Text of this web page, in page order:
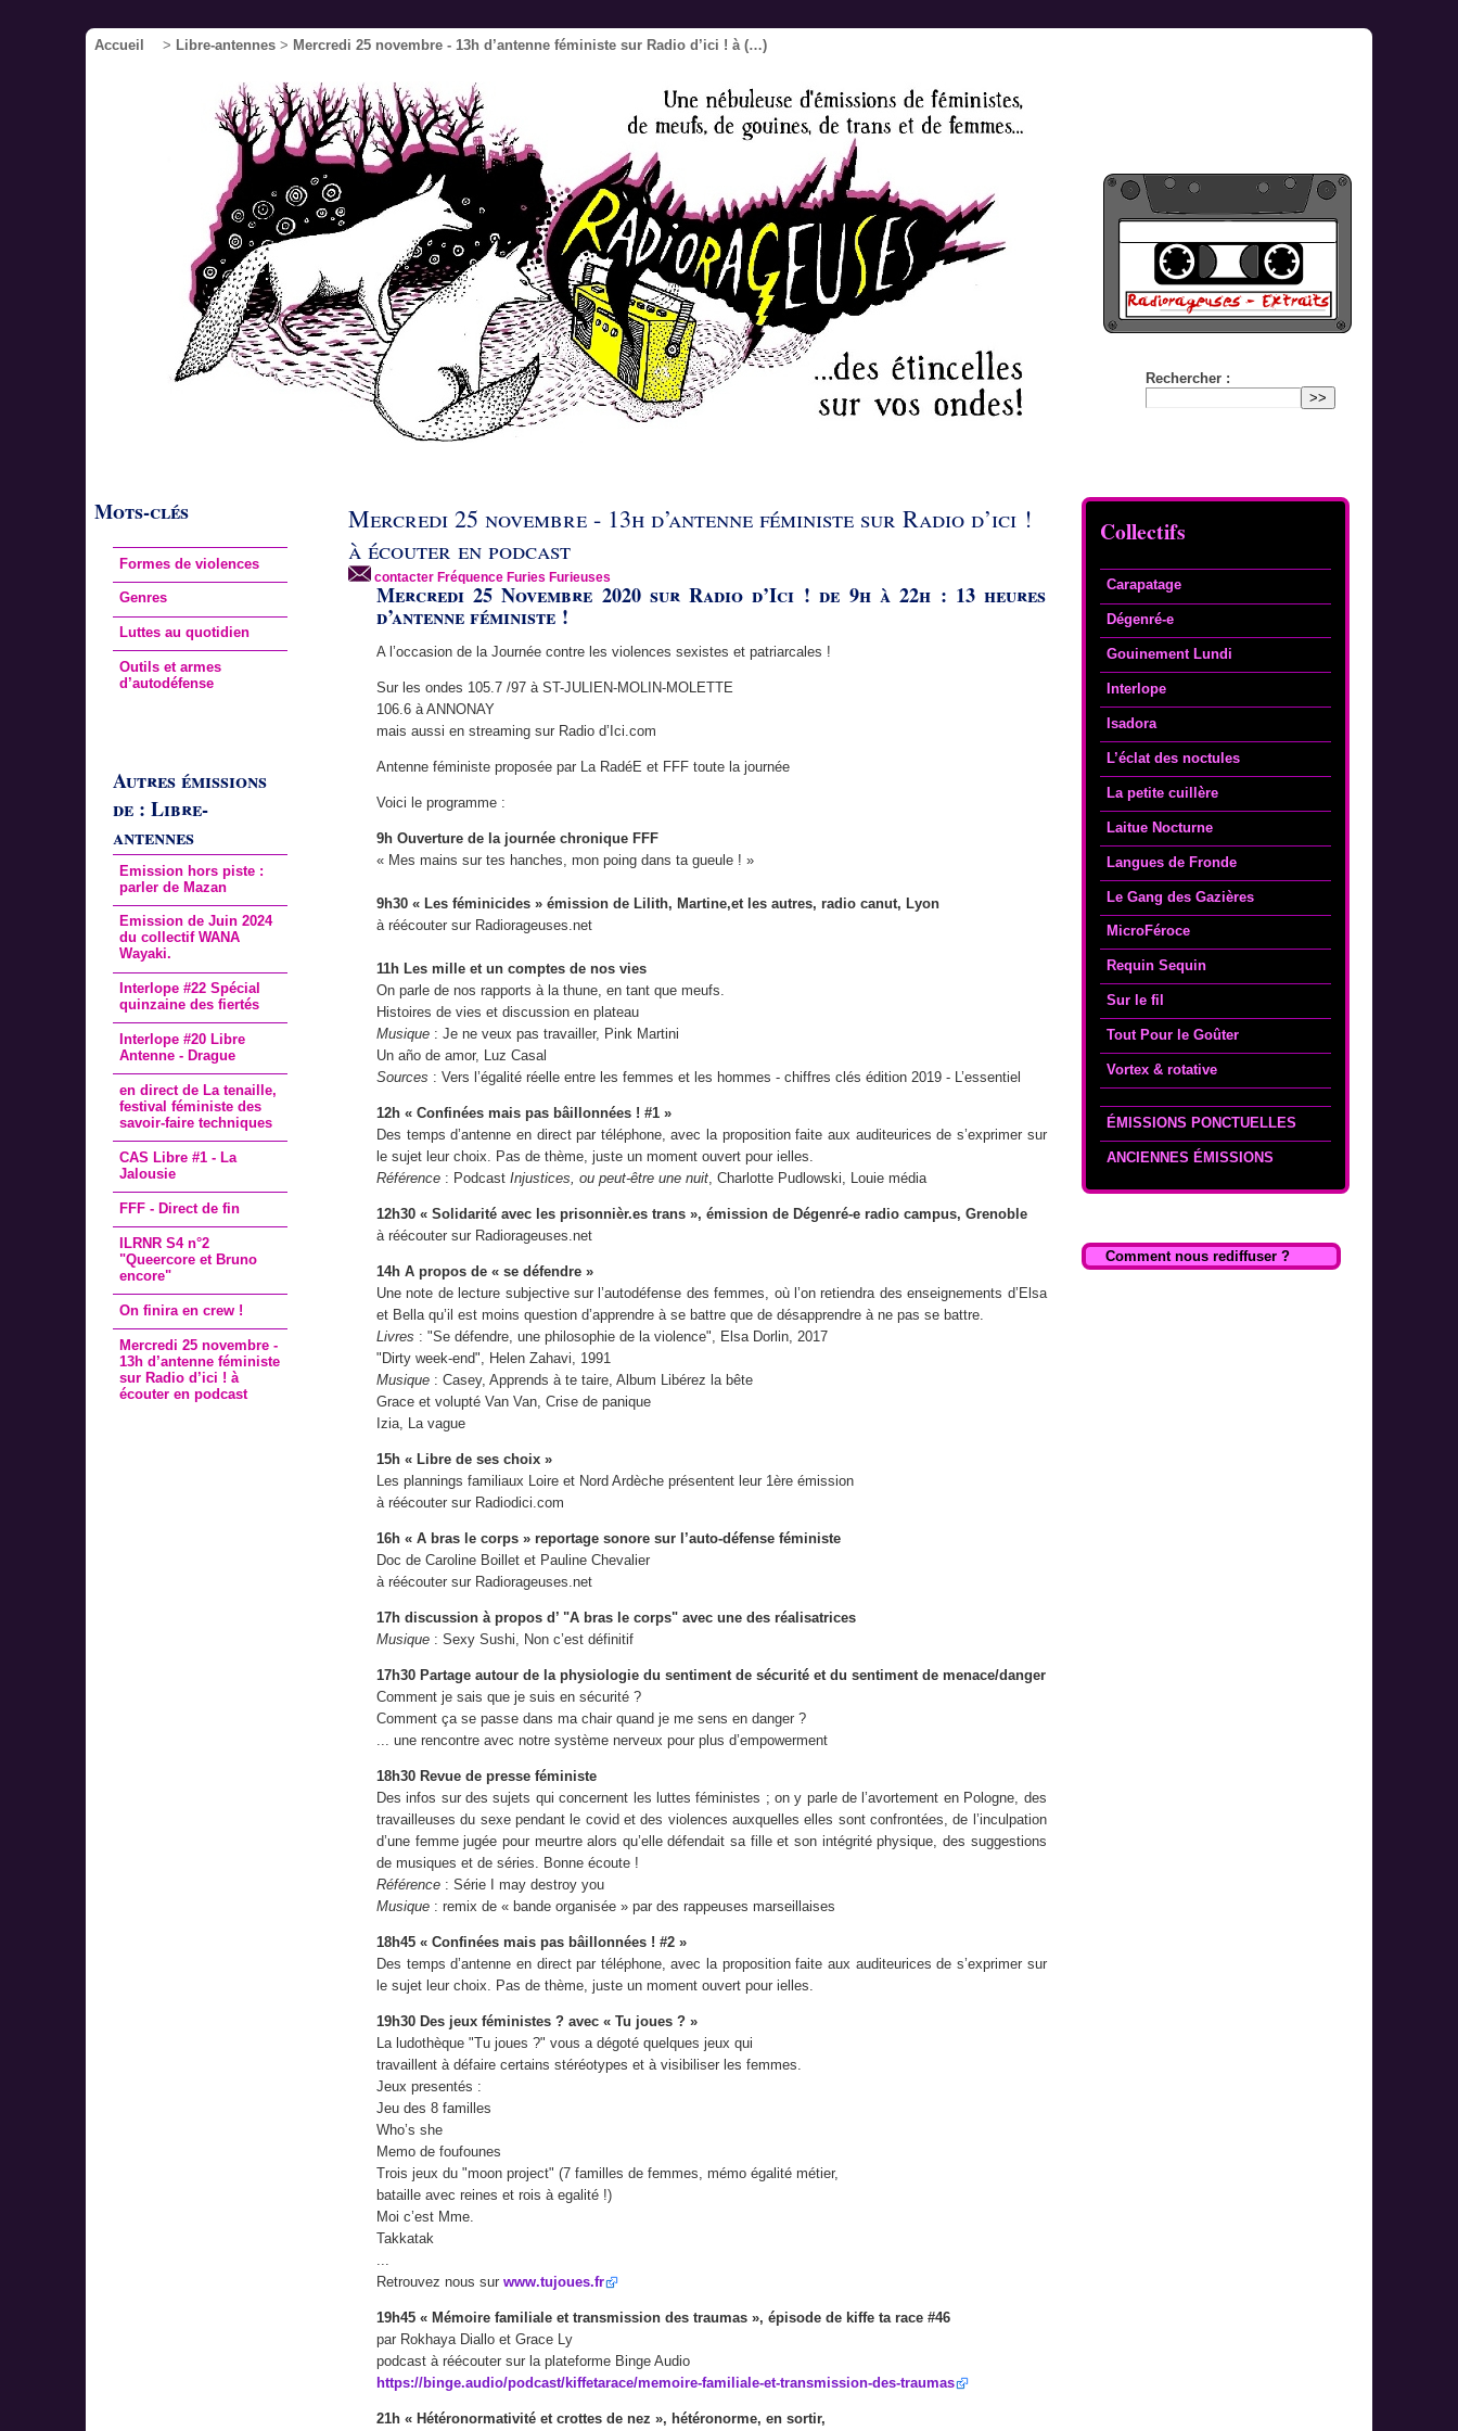
Accueil > Libre-antennes > Mercredi 25 novembre - 13h d’antenne féministe sur Radio d’ici ! à (…)
Rechercher :
Collectifs
Carapatage
Dégenré-e
Gouinement Lundi
Interlope
Isadora
L’éclat des noctules
La petite cuillère
Laitue Nocturne
Langues de Fronde
Le Gang des Gazières
MicroFéroce
Requin Sequin
Sur le fil
Tout Pour le Goûter
Vortex & rotative
ÉMISSIONS PONCTUELLES
ANCIENNES ÉMISSIONS
Comment nous rediffuser ?
Mots-clés
Formes de violences
Genres
Luttes au quotidien
Outils et armes
d’autodéfense
Autres émissions
de : Libre-
antennes
Emission hors piste :
parler de Mazan
Emission de Juin 2024
du collectif WANA
Wayaki.
Interlope #22 Spécial
quinzaine des fiertés
Interlope #20 Libre
Antenne - Drague
en direct de La tenaille,
festival féministe des
savoir-faire techniques
CAS Libre #1 - La
Jalousie
FFF - Direct de fin
ILRNR S4 n°2
"Queercore et Bruno
encore"
On finira en crew !
Mercredi 25 novembre -
13h d’antenne féministe
sur Radio d’ici ! à
écouter en podcast
Mercredi 25 novembre - 13h d’antenne féministe sur Radio d’ici !
à écouter en podcast
contacter Fréquence Furies Furieuses
Mercredi 25 Novembre 2020 sur Radio d’Ici ! de 9h à 22h : 13 heures
d’antenne féministe !
A l’occasion de la Journée contre les violences sexistes et patriarcales !
Sur les ondes 105.7 /97 à ST-JULIEN-MOLIN-MOLETTE
106.6 à ANNONAY
mais aussi en streaming sur Radio d’Ici.com
Antenne féministe proposée par La RadéE et FFF toute la journée
Voici le programme :
9h Ouverture de la journée chronique FFF
« Mes mains sur tes hanches, mon poing dans ta gueule ! »
9h30 « Les féminicides » émission de Lilith, Martine,et les autres, radio canut, Lyon
à réécouter sur Radiorageuses.net
11h Les mille et un comptes de nos vies
On parle de nos rapports à la thune, en tant que meufs.
Histoires de vies et discussion en plateau
Musique : Je ne veux pas travailler, Pink Martini
Un año de amor, Luz Casal
Sources : Vers l’égalité réelle entre les femmes et les hommes - chiffres clés édition 2019 - L’essentiel
12h « Confinées mais pas bâillonnées ! #1 »
Des temps d’antenne en direct par téléphone, avec la proposition faite aux auditeurices de s’exprimer sur
le sujet leur choix. Pas de thème, juste un moment ouvert pour ielles.
Référence : Podcast Injustices, ou peut-être une nuit, Charlotte Pudlowski, Louie média
12h30 « Solidarité avec les prisonnièr.es trans », émission de Dégenré-e radio campus, Grenoble
à réécouter sur Radiorageuses.net
14h A propos de « se défendre »
Une note de lecture subjective sur l’autodéfense des femmes, où l’on retiendra des enseignements d’Elsa
et Bella qu’il est moins question d’apprendre à se battre que de désapprendre à ne pas se battre.
Livres : "Se défendre, une philosophie de la violence", Elsa Dorlin, 2017
"Dirty week-end", Helen Zahavi, 1991
Musique : Casey, Apprends à te taire, Album Libérez la bête
Grace et volupté Van Van, Crise de panique
Izia, La vague
15h « Libre de ses choix »
Les plannings familiaux Loire et Nord Ardèche présentent leur 1ère émission
à réécouter sur Radiodici.com
16h « A bras le corps » reportage sonore sur l’auto-défense féministe
Doc de Caroline Boillet et Pauline Chevalier
à réécouter sur Radiorageuses.net
17h discussion à propos d’ "A bras le corps" avec une des réalisatrices
Musique : Sexy Sushi, Non c’est définitif
17h30 Partage autour de la physiologie du sentiment de sécurité et du sentiment de menace/danger
Comment je sais que je suis en sécurité ?
Comment ça se passe dans ma chair quand je me sens en danger ?
... une rencontre avec notre système nerveux pour plus d’empowerment
18h30 Revue de presse féministe
Des infos sur des sujets qui concernent les luttes féministes ; on y parle de l’avortement en Pologne, des
travailleuses du sexe pendant le covid et des violences auxquelles elles sont confrontées, de l’inculpation
d’une femme jugée pour meurtre alors qu’elle défendait sa fille et son intégrité physique, des suggestions
de musiques et de séries. Bonne écoute !
Référence : Série I may destroy you
Musique : remix de « bande organisée » par des rappeuses marseillaises
18h45 « Confinées mais pas bâillonnées ! #2 »
Des temps d’antenne en direct par téléphone, avec la proposition faite aux auditeurices de s’exprimer sur
le sujet leur choix. Pas de thème, juste un moment ouvert pour ielles.
19h30 Des jeux féministes ? avec « Tu joues ? »
La ludothèque "Tu joues ?" vous a dégoté quelques jeux qui
travaillent à défaire certains stéréotypes et à visibiliser les femmes.
Jeux presentés :
Jeu des 8 familles
Who’s she
Memo de foufounes
Trois jeux du "moon project" (7 familles de femmes, mémo égalité métier,
bataille avec reines et rois à egalité !)
Moi c’est Mme.
Takkatak
...
Retrouvez nous sur www.tujoues.fr
19h45 « Mémoire familiale et transmission des traumas », épisode de kiffe ta race #46
par Rokhaya Diallo et Grace Ly
podcast à réécouter sur la plateforme Binge Audio
https://binge.audio/podcast/kiffetarace/memoire-familiale-et-transmission-des-traumas
21h « Hétéronormativité et crottes de nez », hétéronorme, en sortir,